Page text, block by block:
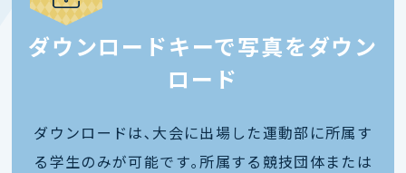
ダウンロードキーで写真をダウン
ロード
ダウンロードは､大会に出場した運動部に所属す
る学生のみが可能です｡所属する競技団体または